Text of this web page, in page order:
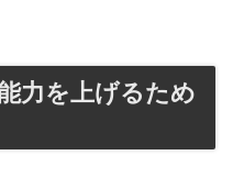
力を上げるため